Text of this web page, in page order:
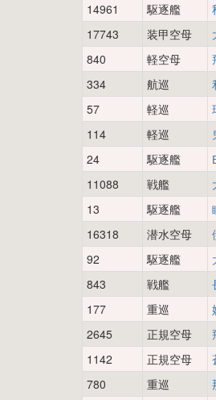
14961
駆逐艦
17743
装甲空母
840
軽空母
334
航巡
57
軽巡
114
軽巡
24
駆逐艦
11088
戦艦
13
駆逐艦
16318
潜水空母
92
駆逐艦
843
戦艦
177
重巡
2645
正規空母
1142
正規空母
780
重巡